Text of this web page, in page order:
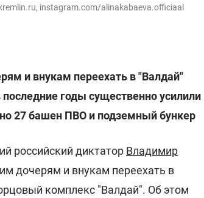
instagram.com/alinakabaeva.officiaal
и внукам переехать в "Валдай"
годы существенно усилили
27 башен ПВО и подземный бункер
российский диктатор Владимир
дочерям и внукам переехать в
комплекс "Валдай". Об этом